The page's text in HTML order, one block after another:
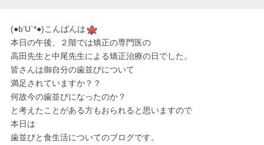
(●b’U`*●)こんばんは
本日の午後、２階では矯正の専門医の
高田先生と中尾先生による矯正治療の日でした。
皆さんは御自分の歯並びについて
満足されていますか？？
何故今の歯並びになったのか？
と考えたことがある方もおられると思いますので
本日は
歯並びと食生活についてのブログです。